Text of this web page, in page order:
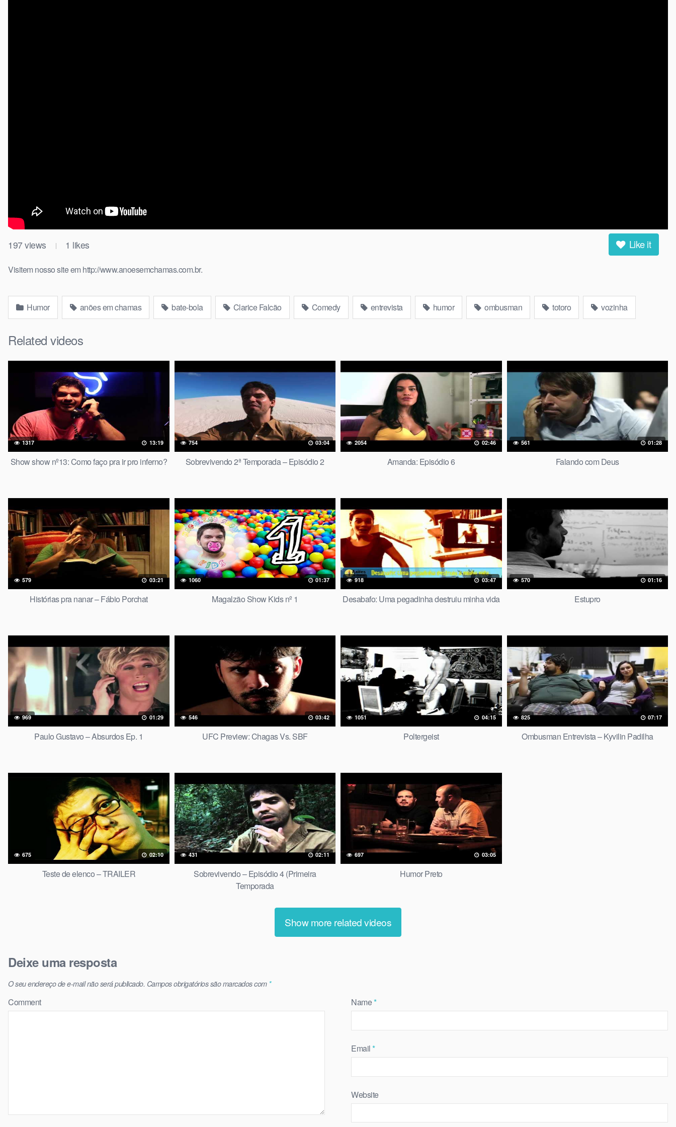
197 views | 1 likes Like it
Visitem nosso site em http://www.anoesemchamas.com.br.
Humor anões em chamas bate-bola Clarice Falcão Comedy entrevista humor ombusman totoro vozinha
Related videos
1317 13:19
Show show nº13: Como faço pra ir pro inferno?
754 03:04
Sobrevivendo 2ª Temporada – Episódio 2
2054 02:46
Amanda: Episódio 6
561 01:28
Falando com Deus
579 03:21
Histórias pra nanar – Fábio Porchat
1060 01:37
Magalzão Show Kids nº 1
918 03:47
Desabafo: Uma pegadinha destruiu minha vida
570 01:16
Estupro
969 01:29
Paulo Gustavo – Absurdos Ep. 1
546 03:42
UFC Preview: Chagas Vs. SBF
1051 04:15
Poltergeist
825 07:17
Ombusman Entrevista – Kyvilin Padilha
675 02:10
Teste de elenco – TRAILER
431 02:11
Sobrevivendo – Episódio 4 (Primeira
Temporada
697 03:05
Humor Preto
Show more related videos
Deixe uma resposta
O seu endereço de e-mail não será publicado. Campos obrigatórios são marcados com *
Comment Name*
Email*
Website